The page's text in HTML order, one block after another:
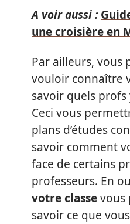
A voir aussi :
une croisière en
Par ailleurs, vous
vouloir connaître
savoir quels
Ceci vous
plans d’études
savoir comment
face de certains
professeurs. En
votre classevous
savoir ce que